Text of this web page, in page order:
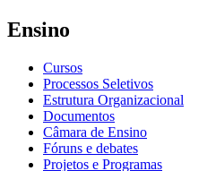
Ensino
Cursos
Processos Seletivos
Estrutura Organizacional
Documentos
Câmara de Ensino
Fóruns e debates
Projetos e Programas